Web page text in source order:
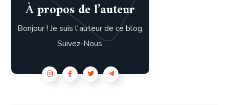
À propos de l’auteur
Bonjour ! Je suis l'auteur de ce blog.
Suivez-Nous.